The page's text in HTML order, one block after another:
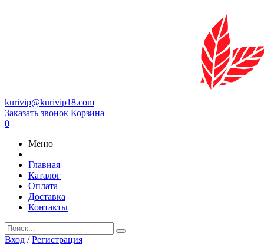
kurivip@kurivip18.com
Заказать звонок Корзина
0
Меню
Главная
Каталог
Оплата
Доставка
Контакты
Вход /Регистрация